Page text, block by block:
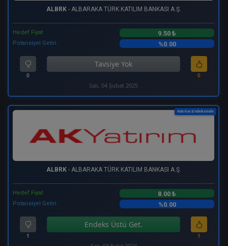
ALBRK- ALBARAKA TÜRK KATILIM BANKASI A.Ş.
Hedef Fiyat 9.50 ₺
Potansiyel Getiri %0.00
0
Tavsiye Yok
0
Salı, 04 Şubat 2025
Katılım Endeksinde
ALBRK- ALBARAKA TÜRK KATILIM BANKASI A.Ş.
Hedef Fiyat 8.00 ₺
Potansiyel Getiri %0.00
1
Endeks Üstü Get.
1